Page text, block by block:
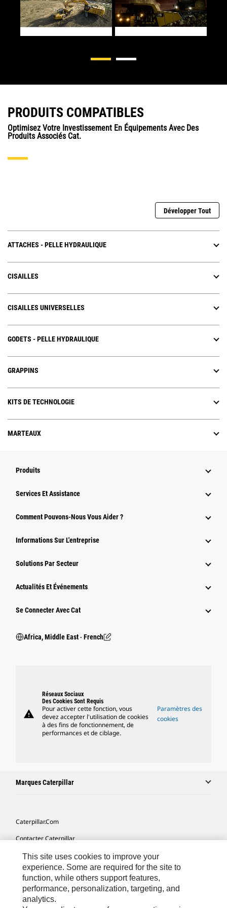
sommet de leur art en
identifiant les domaines
technique d'excavation et les
Conseils en matière d'état de
provoquent une usure
excessive de la machine et
de ses composants. Suivre
PRODUITS COMPATIBLES
Optimisez Votre Investissement En Équipements Avec Des
Produits Associés Cat.
Développer Tout
ATTACHES - PELLE HYDRAULIQUE
CISAILLES
CISAILLES UNIVERSELLES
GODETS - PELLE HYDRAULIQUE
GRAPPINS
KITS DE TECHNOLOGIE
MARTEAUX
Produits
Services Et Assistance
Comment Pouvons-Nous Vous Aider ?
Informations Sur L'entreprise
Solutions Par Secteur
Actualités Et Événements
Se Connecter Avec Cat
Africa, Middle East ‧ French
warning
Réseaux Sociaux
Des Cookies Sont Requis
Pour activer cette fonction, vous
devez accepter l'utilisation de cookies
à des fins de fonctionnement, de
performances et de ciblage.
Paramètres des
cookies
Marques Caterpillar
Caterpillar.com
Contacter Caterpillar
Mes Préférences Marketing
Plan Du Site
Cookie Settings
Mentions Légales
This site uses cookies to improve your
experience. Some are required for the site to
function, while others support features,
performance, personalization, targeting, and
analytics.